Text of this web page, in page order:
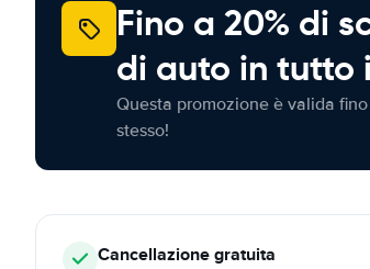
Fino a 20% di
di auto in tutto
Questa promozione è valida
stesso!
Cancellazionegratuita